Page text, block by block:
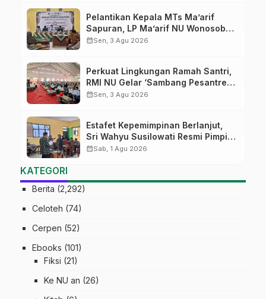
Pelantikan Kepala MTs Ma’arif
Sapuran, LP Ma’arif NU Wonosobo
Tekankan Lima Amanah
calendar_monthSen, 3 Agu 2026
Perkuat Lingkungan Ramah Santri,
RMI NU Gelar ‘Sambang Pesantren’
di Pati
calendar_monthSen, 3 Agu 2026
Estafet Kepemimpinan Berlanjut,
Sri Wahyu Susilowati Resmi Pimpin
MTs Ma’arif Sapuran
calendar_monthSab, 1 Agu 2026
KATEGORI
Berita (2,292)
Celoteh (74)
Cerpen (52)
Ebooks (101)
Fiksi (21)
Ke NU an (26)